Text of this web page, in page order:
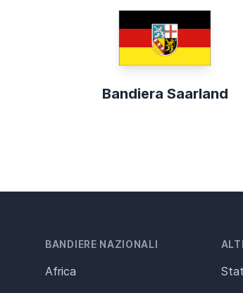
Bandiera Saarland
BANDIERE NAZIONALI
Africa